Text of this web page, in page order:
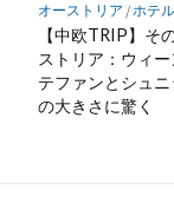
オーストリア /ホテル
【中欧TRIP】
ストリア：ウィー
テファンとシュ
の大きさに驚く